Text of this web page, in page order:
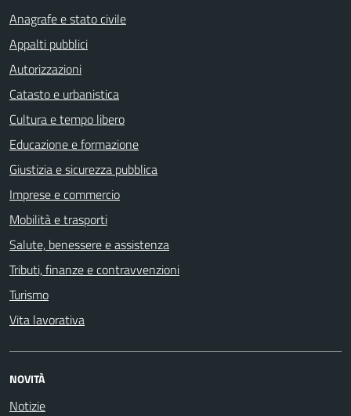
Anagrafe e stato civile
Appalti pubblici
Autorizzazioni
Catasto e urbanistica
Cultura e tempo libero
Educazione e formazione
Giustizia e sicurezza pubblica
Imprese e commercio
Mobilità e trasporti
Salute, benessere e assistenza
Tributi, finanze e contravvenzioni
Turismo
Vita lavorativa
NOVITÀ
Notizie